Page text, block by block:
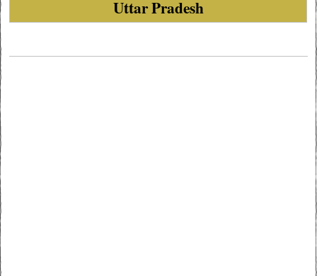
Uttar Pradesh